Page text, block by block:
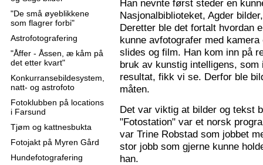
"De små øyeblikkene
som flagrer forbi"
Astrofotografering
"Åffer - Åssen, æ kåm på
det etter kvart"
Konkurransebildesystem,
natt- og astrofoto
Fotoklubben på locations
i Farsund
Tjøm og kattnesbukta
Fotojakt på Myren Gård
Hundefotografering
Han nevnte først steder en
Nasjonalbiblioteket, Agder
Deretter ble det fortalt hvordan
kunne avfotografer med
slides og film. Han kom inn på
bruk av kunstig intelligens,
resultat, fikk vi se. Derfor ble
måten.
Det var viktig at bilder og tekst
"Fotostation" var et norsk
var Trine Robstad som jobbet
stor jobb som gjerne kunne
han.